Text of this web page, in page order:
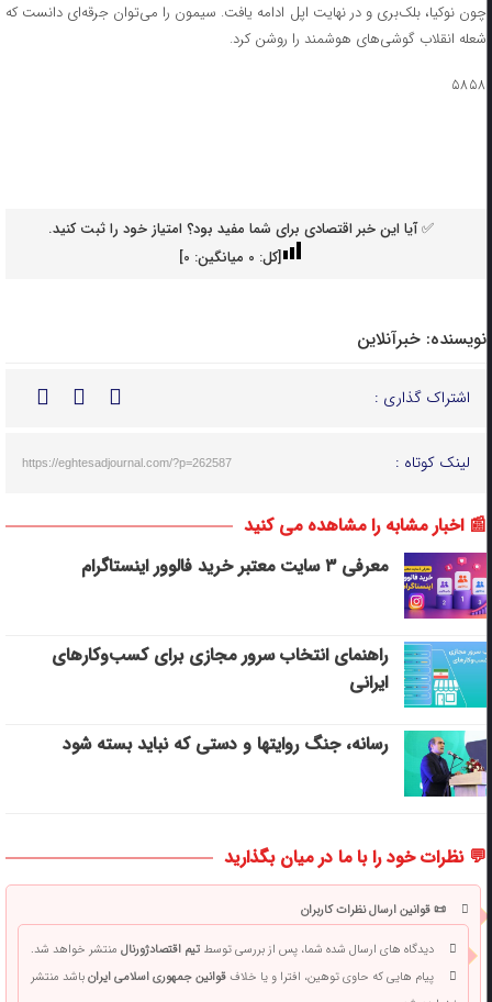
چون نوکیا، بلک‌بری و در نهایت اپل ادامه یافت. سیمون را می‌توان جرقه‌ای دانست که
شعله انقلاب گوشی‌های هوشمند را روشن کرد.
۵۸۵۸
✅ آیا این خبر اقتصادی برای شما مفید بود؟ امتیاز خود را ثبت کنید.
[کل: 0میانگین: 0
]
نویسنده: خبرآنلاین
اشتراک گذاری :
لینک کوتاه : https://eghtesadjournal.com/?p=262587
📰 اخبار مشابه را مشاهده می کنید
معرفی ۳ سایت معتبر خرید فالوور اینستاگرام
راهنمای انتخاب سرور مجازی برای کسب‌وکارهای
ایرانی
رسانه، جنگ روایتها و دستی که نباید بسته شود
💬 نظرات خود را با ما در میان بگذارید
📜 قوانین ارسال نظرات کاربران
دیدگاه های ارسال شده شما، پس از بررسی توسطتیم اقتصادژورنالمنتشر خواهد شد.
پیام هایی که حاوی توهین، افترا و یا خلافقوانین جمهوری اسلامی ایرانباشد منتشر